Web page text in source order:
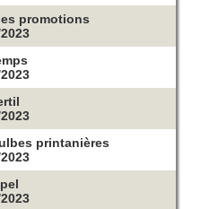
promotions
printanières